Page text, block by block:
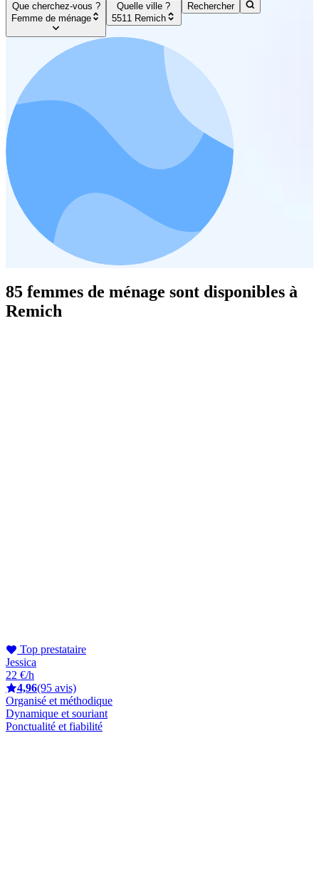
Que cherchez-vous ?
Femme de ménage
Quelle ville ?
5511 Remich
Rechercher
85 femmes de ménage sont disponibles à
Remich
Top prestataire
Jessica
22 €/h
4,96(95 avis)
Organisé et méthodique
Dynamique et souriant
Ponctualité et fiabilité